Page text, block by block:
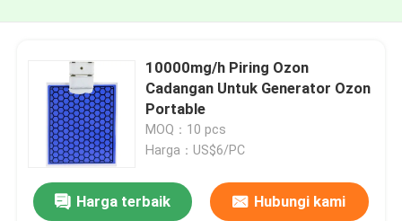
10000mg/h Piring Ozon
Cadangan Untuk Generator Ozon
Portable
MOQ：10 pcs
Harga：US$6/PC
Harga terbaik Hubungi kami